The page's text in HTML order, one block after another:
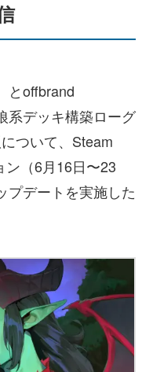
とoffbrand
系デッキ構築ローグ
ついて、Steam
（6月16日〜23
プデートを実施した